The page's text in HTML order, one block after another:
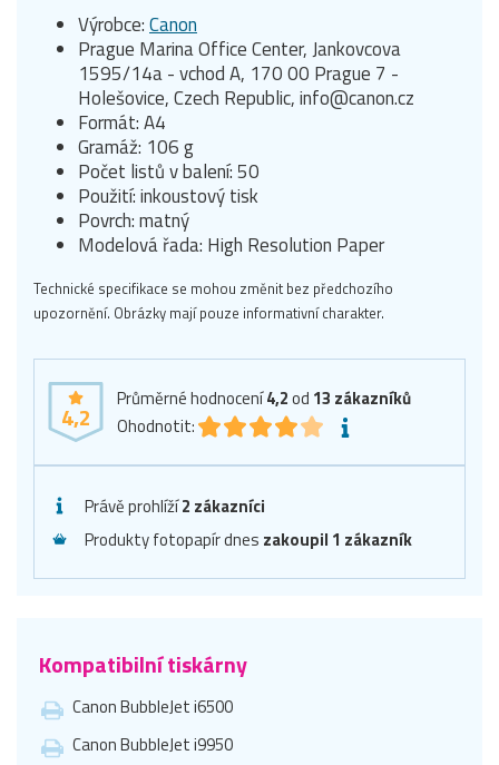
Výrobce:Canon
Prague Marina Office Center, Jankovcova
1595/14a - vchod A, 170 00 Prague 7 -
Holešovice, Czech Republic, info@canon.cz
Formát: A4
Gramáž: 106 g
Počet listů v balení: 50
Použití: inkoustový tisk
Povrch: matný
Modelová řada: High Resolution Paper
Technické specifikace se mohou změnit bez předchozího
upozornění. Obrázky mají pouze informativní charakter.
4,2
Průměrné hodnocení4,2od 13 zákazníků
Ohodnotit:
Právě prohlíží2 zákazníci
Produkty fotopapír dnes zakoupil 1 zákazník
Kompatibilní tiskárny
Canon BubbleJet i6500
Canon BubbleJet i9950